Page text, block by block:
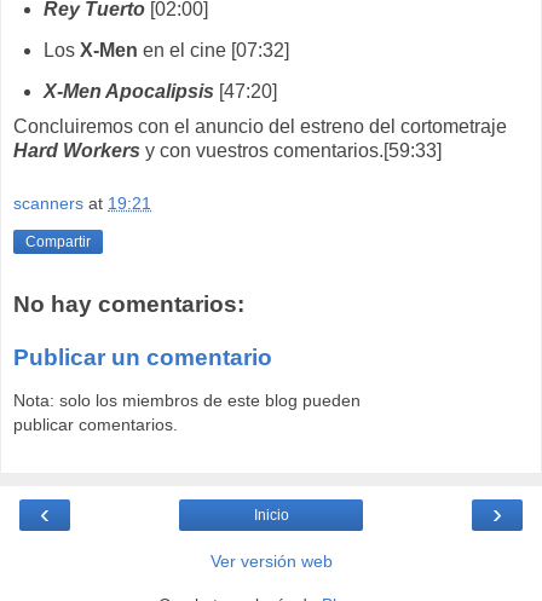
Rey Tuerto[02:00]
Los X-Men en el cine [07:32]
X-Men Apocalipsis [47:20]
Concluiremos con el anuncio del estreno del cortometraje
Hard Workers y con vuestros comentarios.[59:33]
scanners at 19:21
Compartir
No hay comentarios:
Publicar un comentario
Nota: solo los miembros de este blog pueden
publicar comentarios.
‹ ›
Inicio
Ver versión web